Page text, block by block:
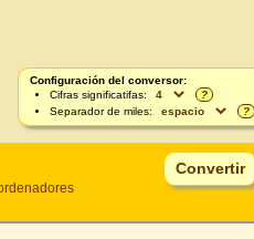
Configuración del conversor:
Cifras significatifas:
?
Separador de miles:
?